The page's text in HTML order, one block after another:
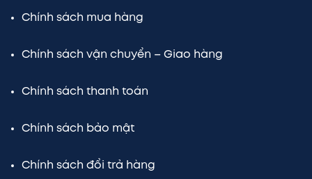
Chính sách mua hàng
Chính sách vận chuyển – Giao hàng
Chính sách thanh toán
Chính sách bảo mật
Chính sách đổi trả hàng